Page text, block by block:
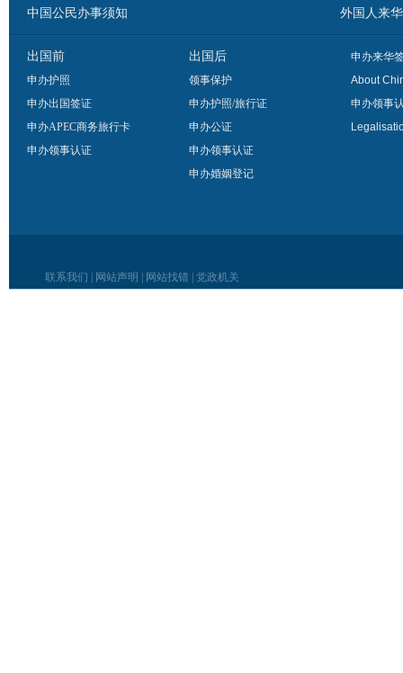
中国公民办事须知 外国人来
出国前
申办护照
申办出国签证
申办APEC商务旅行卡
申办领事认证
出国后
领事保护
申办护照/旅行证
申办公证
申办领事认证
申办婚姻登记
申办来华
About
申办领事
联系我们 网站声明 网站找错 党政机关